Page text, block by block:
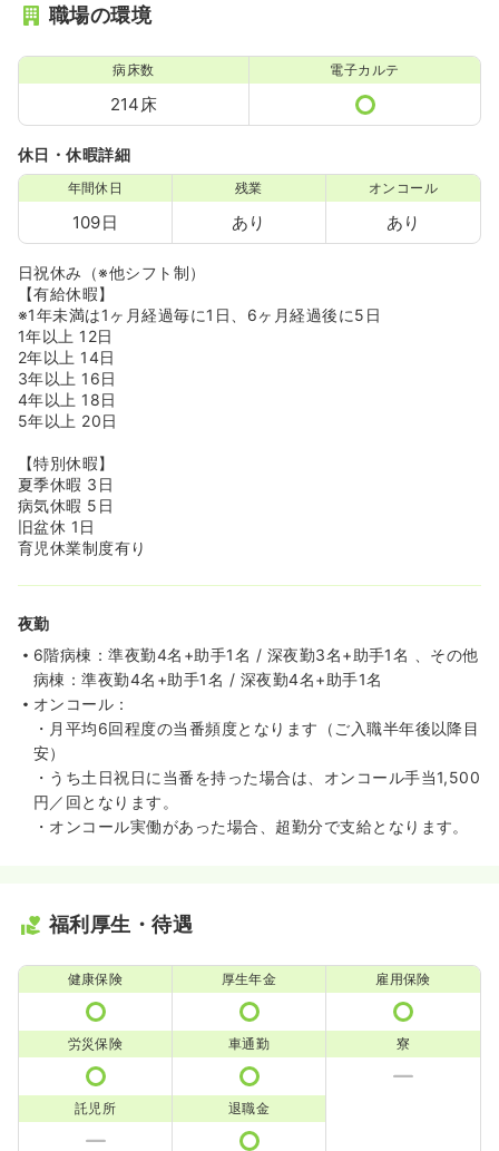
職場の環境
病床数
214床
電子カルテ
休日・休暇詳細
年間休日
109日
残業
あり
オンコール
あり
日祝休み（※他シフト制）
【有給休暇】
※1年未満は1ヶ月経過毎に1日、6ヶ月経過後に5日
1年以上 12日
2年以上 14日
3年以上 16日
4年以上 18日
5年以上 20日
【特別休暇】
夏季休暇 3日
病気休暇 5日
旧盆休 1日
育児休業制度有り
夜勤
6階病棟：準夜勤4名+助手1名 / 深夜勤3名+助手1名 、その他
病棟：準夜勤4名+助手1名 / 深夜勤4名+助手1名
オンコール：
・月平均6回程度の当番頻度となります（ご入職半年後以降目
安）
・うち土日祝日に当番を持った場合は、オンコール手当1,500
円／回となります。
・オンコール実働があった場合、超勤分で支給となります。
福利厚生・待遇
健康保険 厚生年金 雇用保険
労災保険 車通勤 寮
託児所 退職金